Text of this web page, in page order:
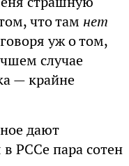
что там нет
уж о том,
случае
— крайне
дают
РССе пара сотен